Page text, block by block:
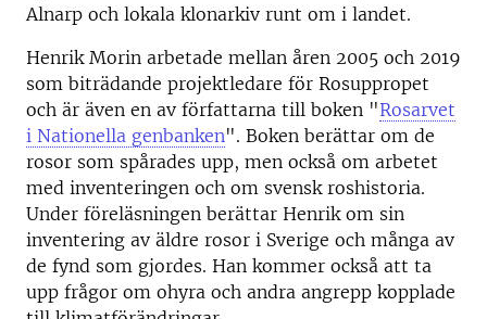
Alnarp och lokala klonarkiv runt om i landet.
Henrik Morin arbetade mellan åren 2005 och 2019
som biträdande projektledare för Rosuppropet
och är även en av författarna till boken "Rosarvet
i Nationella genbanken". Boken berättar om de
rosor som spårades upp, men också om arbetet
med inventeringen och om svensk roshistoria.
Under föreläsningen berättar Henrik om sin
inventering av äldre rosor i Sverige och många av
de fynd som gjordes. Han kommer också att ta
upp frågor om ohyra och andra angrepp kopplade